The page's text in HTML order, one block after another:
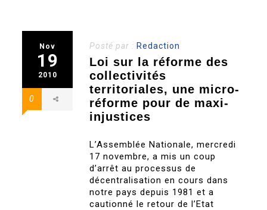
Nov
19
2010
0
Posté par : Redaction
Loi sur la réforme des
collectivités
territoriales, une micro-
réforme pour de maxi-
injustices
L’Assemblée Nationale, mercredi
17 novembre, a mis un coup
d’arrêt au processus de
décentralisation en cours dans
notre pays depuis 1981 et a
cautionné le retour de l’Etat